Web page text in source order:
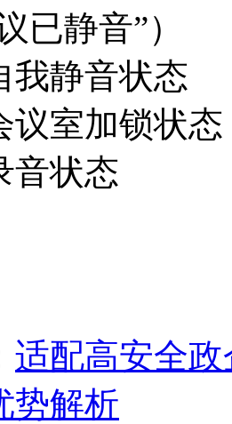
已静音”）
我静音状态
议室加锁状态
音状态
适配高安全
势解析